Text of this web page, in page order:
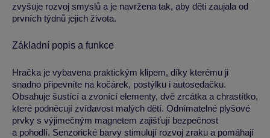
zvyšuje rozvoj smyslů a je navržena tak, aby děti zaujala od
prvních týdnů jejich života.
Základní popis a funkce
Hračka je vybavena praktickým klipem, díky kterému ji
snadno připevníte na kočárek, postýlku i autosedačku.
Obsahuje šustící a zvonící elementy, dvě zrcátka a chrastítko,
které podněcují zvídavost malých dětí. Odnímatelné plyšové
prvky s výjimečným magnetem zajišťují bezpečnost
a pohodlí. Senzorické barvy stimulují rozvoj zraku a pomáhají